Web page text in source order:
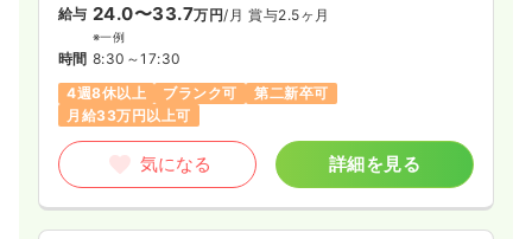
給与 24.0〜33.7万円/月 賞与2.5ヶ月
※一例
時間 8:30～17:30
4週8休以上
ブランク可
第二新卒可
月給33万円以上可
気になる 詳細を見る